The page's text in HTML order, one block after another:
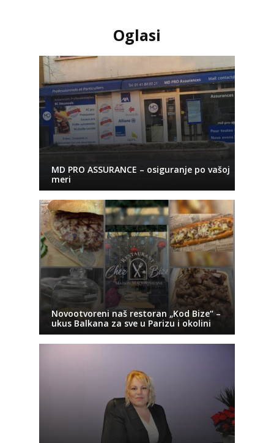
Oglasi
MD PRO ASSURANCE – osiguranje po vašoj
meri
Novootvoreni naš restoran „Kod Bize“ –
ukus Balkana za sve u Parizu i okolini